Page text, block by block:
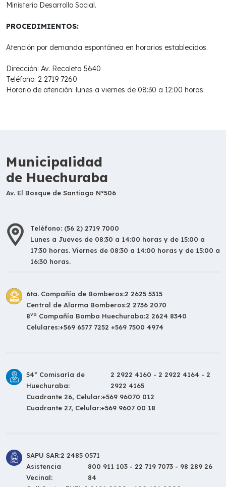
Ministerio Desarrollo Social.
PROCEDIMIENTOS:
Atención por demanda espontánea en horarios establecidos.
Dirección: Av. Recoleta 5640
Teléfono: 2 2719 7260
Horario de atención: lunes a viernes de 08:30 a 12:00 horas.
Municipalidad
de Huechuraba
Av. El Bosque de Santiago N°506
Teléfono: (56 2) 2719 7000
Lunes a Jueves de 08:30 a 14:00 horas y de 15:00 a
17:30 horas. Viernes de 08:30 a 14:00 horas y de 15:00 a
16:30 horas.
6ta. Compañía de Bomberos:2 2625 5315
Central de Alarma Bomberos:2 2736 2070
8va Compañía Bomba Huechuraba:2 2624 8340
Celulares:+569 6577 7252 +569 7500 4974
54º Comisaría de
Huechuraba:
2 2922 4160 - 2 2922 4164 - 2
2922 4165
Cuadrante 26, Celular:+569 96070 012
Cuadrante 27, Celular:+569 9607 00 18
SAPU SAR:2 2485 0571
Asistencia
Vecinal:
800 911 103 - 22 719 7073 - 98 289 26
84